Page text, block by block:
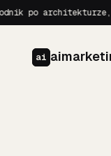
architekturze,
ai